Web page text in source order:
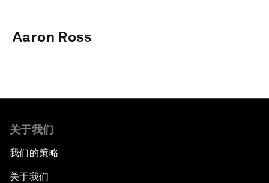
Aaron Ross
关于我们
我们的策略
关于我们